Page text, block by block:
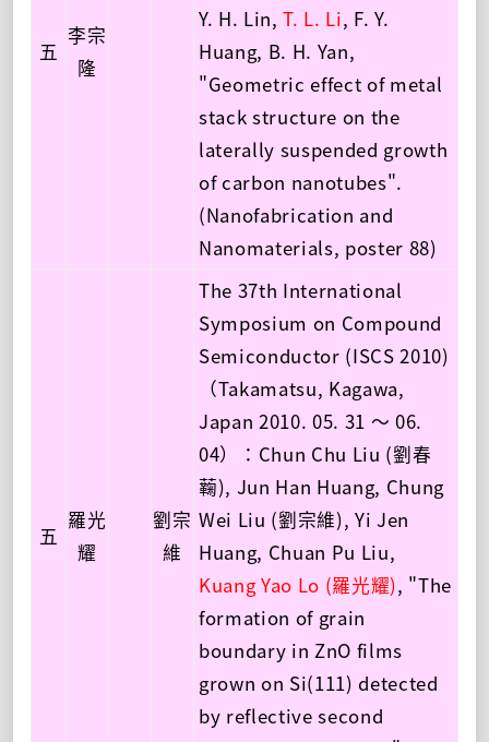
五
李宗
隆
Y. H. Lin,T. L. Li, F. Y.
Huang, B. H. Yan,
"Geometric effect of metal
stack structure on the
laterally suspended growth
of carbon nanotubes".
(Nanofabrication and
Nanomaterials, poster 88)
五
羅光
耀
劉宗
維
The 37th International
Symposium on Compound
Semiconductor (ISCS 2010)
（Takamatsu, Kagawa,
Japan 2010. 05. 31 ～ 06.
04）：Chun Chu Liu (劉春
蘜), Jun Han Huang, Chung
Wei Liu (劉宗維), Yi Jen
Huang, Chuan Pu Liu,
Kuang Yao Lo (羅光耀), "The
formation of grain
boundary in ZnO films
grown on Si(111) detected
by reflective second